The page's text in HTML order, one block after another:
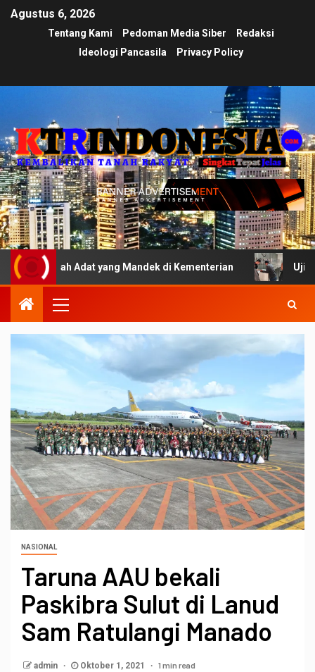
Agustus 6, 2026
Tentang Kami Pedoman Media Siber
Redaksi
Ideologi Pancasila
Privacy Policy
Adat yang Mandek di Kementerian Ujian
NASIONAL
Taruna AAU bekali
Paskibra Sulut di Lanud
Sam Ratulangi Manado
admin Oktober 1, 2021 1 min read